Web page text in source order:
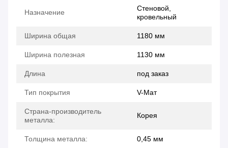
Назначение
Стеновой,
кровельный
Ширина общая 1180 мм
Ширина полезная 1130 мм
Длина под заказ
Тип покрытия V-Мат
Страна-производитель
металла:
Корея
Толщина металла: 0,45 мм